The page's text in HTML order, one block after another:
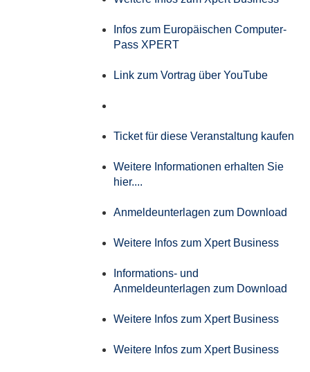
Infos zum Europäischen Computer-
Pass XPERT
Link zum Vortrag über YouTube
Ticket für diese Veranstaltung kaufen
Weitere Informationen erhalten Sie
hier....
Anmeldeunterlagen zum Download
Weitere Infos zum Xpert Business
Informations- und
Anmeldeunterlagen zum Download
Weitere Infos zum Xpert Business
Weitere Infos zum Xpert Business